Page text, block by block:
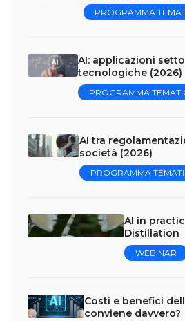
PROGRAMMA
AI: applicazioni
tecnologiche (2026)
PROGRAMMA
AI tra
società (2026)
PROGRAMMA
AI in
Distillation
WEBINAR
Costi e benefici
conviene davvero?